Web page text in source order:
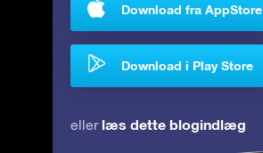
Download fra AppStore
Download i Play Store
eller læs dette blogindlæg